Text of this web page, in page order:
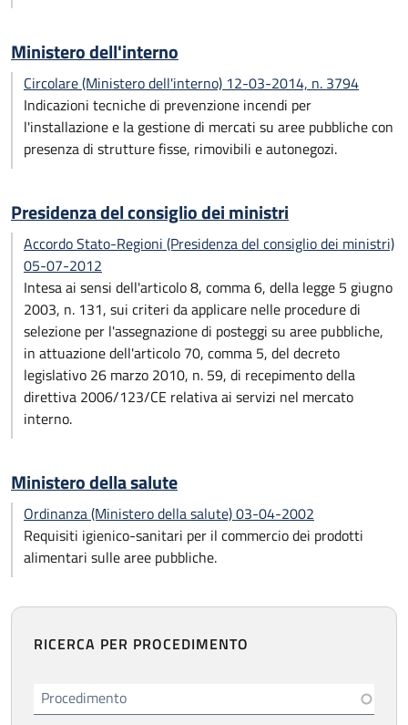
Ministero dell'interno
Circolare (Ministero dell'interno) 12-03-2014, n. 3794
Indicazioni tecniche di prevenzione incendi per
l'installazione e la gestione di mercati su aree pubbliche con
presenza di strutture fisse, rimovibili e autonegozi.
Presidenza del consiglio dei ministri
Accordo Stato-Regioni (Presidenza del consiglio dei ministri)
05-07-2012
Intesa ai sensi dell'articolo 8, comma 6, della legge 5 giugno
2003, n. 131, sui criteri da applicare nelle procedure di
selezione per l'assegnazione di posteggi su aree pubbliche,
in attuazione dell'articolo 70, comma 5, del decreto
legislativo 26 marzo 2010, n. 59, di recepimento della
direttiva 2006/123/CE relativa ai servizi nel mercato
interno.
Ministero della salute
Ordinanza (Ministero della salute) 03-04-2002
Requisiti igienico-sanitari per il commercio dei prodotti
alimentari sulle aree pubbliche.
RICERCA PER PROCEDIMENTO
Procedimento